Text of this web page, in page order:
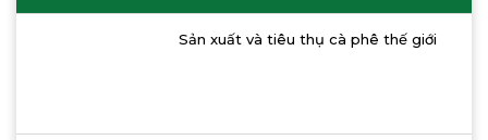
Sản xuất và tiêu thụ cà phê thế giới